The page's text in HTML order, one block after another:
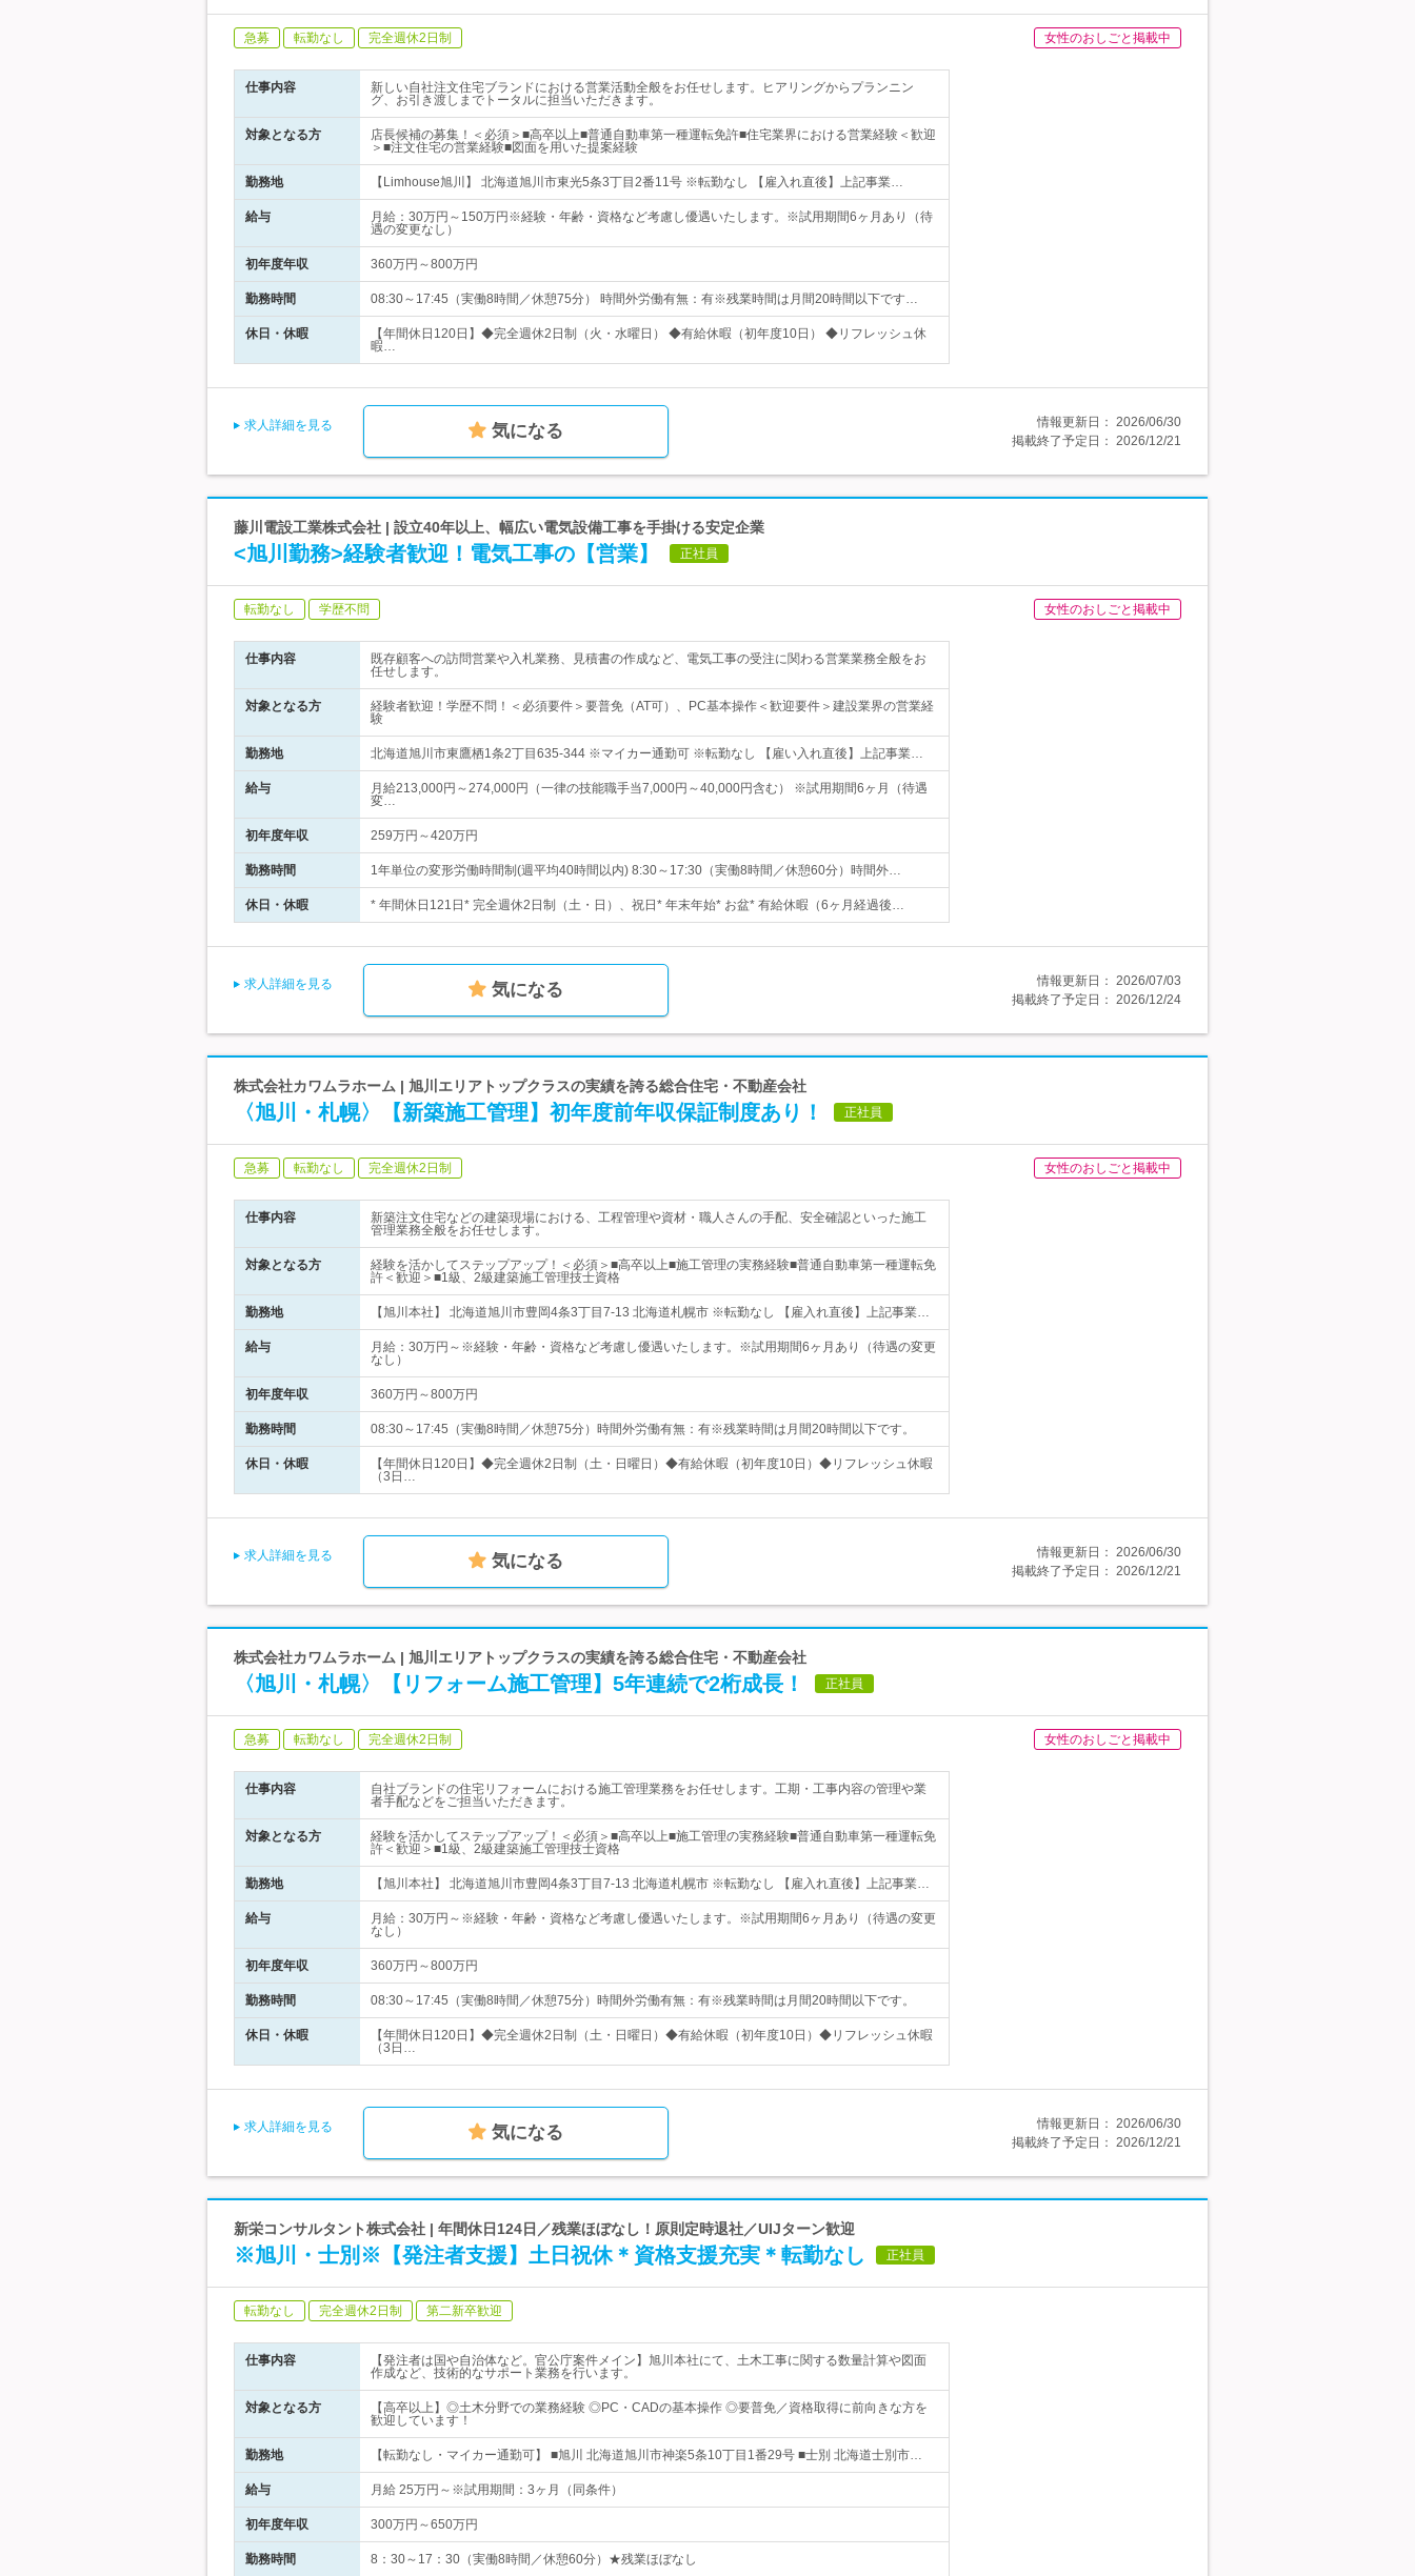
急募 転勤なし 完全週休2日制 女性のおしごと掲載中
仕事内容
新しい自社注文住宅ブランドにおける営業活動全般をお任せします。ヒアリングからプランニン
グ、お引き渡しまでトータルに担当いただきます。
対象となる方
店長候補の募集！＜必須＞■高卒以上■普通自動車第一種運転免許■住宅業界における営業経験＜歓迎
＞■注文住宅の営業経験■図面を用いた提案経験
勤務地 【Limhouse旭川】 北海道旭川市東光5条3丁目2番11号 ※転勤なし 【雇入れ直後】上記事業…
給与
月給：30万円～150万円※経験・年齢・資格など考慮し優遇いたします。※試用期間6ヶ月あり（待
遇の変更なし）
初年度年収 360万円～800万円
勤務時間 08:30～17:45（実働8時間／休憩75分） 時間外労働有無：有※残業時間は月間20時間以下です…
休日・休暇
【年間休日120日】◆完全週休2日制（火・水曜日） ◆有給休暇（初年度10日） ◆リフレッシュ休
暇…
求人詳細を見る 気になる 情報更新日： 2026/06/30
掲載終了予定日： 2026/12/21
藤川電設工業株式会社 | 設立40年以上、幅広い電気設備工事を手掛ける安定企業
<旭川勤務>経験者歓迎！電気工事の【営業】 正社員
転勤なし 学歴不問 女性のおしごと掲載中
仕事内容
既存顧客への訪問営業や入札業務、見積書の作成など、電気工事の受注に関わる営業業務全般をお
任せします。
対象となる方
経験者歓迎！学歴不問！＜必須要件＞要普免（AT可）、PC基本操作＜歓迎要件＞建設業界の営業経
験
勤務地 北海道旭川市東鷹栖1条2丁目635-344 ※マイカー通勤可 ※転勤なし 【雇い入れ直後】上記事業…
給与
月給213,000円～274,000円（一律の技能職手当7,000円～40,000円含む） ※試用期間6ヶ月（待遇
変…
初年度年収 259万円～420万円
勤務時間 1年単位の変形労働時間制(週平均40時間以内) 8:30～17:30（実働8時間／休憩60分）時間外…
休日・休暇 * 年間休日121日* 完全週休2日制（土・日）、祝日* 年末年始* お盆* 有給休暇（6ヶ月経過後…
求人詳細を見る 気になる 情報更新日： 2026/07/03
掲載終了予定日： 2026/12/24
株式会社カワムラホーム | 旭川エリアトップクラスの実績を誇る総合住宅・不動産会社
〈旭川・札幌〉【新築施工管理】初年度前年収保証制度あり！ 正社員
急募 転勤なし 完全週休2日制 女性のおしごと掲載中
仕事内容
新築注文住宅などの建築現場における、工程管理や資材・職人さんの手配、安全確認といった施工
管理業務全般をお任せします。
対象となる方
経験を活かしてステップアップ！＜必須＞■高卒以上■施工管理の実務経験■普通自動車第一種運転免
許＜歓迎＞■1級、2級建築施工管理技士資格
勤務地 【旭川本社】 北海道旭川市豊岡4条3丁目7-13 北海道札幌市 ※転勤なし 【雇入れ直後】上記事業…
給与
月給：30万円～※経験・年齢・資格など考慮し優遇いたします。※試用期間6ヶ月あり（待遇の変更
なし）
初年度年収 360万円～800万円
勤務時間 08:30～17:45（実働8時間／休憩75分）時間外労働有無：有※残業時間は月間20時間以下です。
休日・休暇
【年間休日120日】◆完全週休2日制（土・日曜日）◆有給休暇（初年度10日）◆リフレッシュ休暇
（3日…
求人詳細を見る 気になる 情報更新日： 2026/06/30
掲載終了予定日： 2026/12/21
株式会社カワムラホーム | 旭川エリアトップクラスの実績を誇る総合住宅・不動産会社
〈旭川・札幌〉【リフォーム施工管理】5年連続で2桁成長！ 正社員
急募 転勤なし 完全週休2日制 女性のおしごと掲載中
仕事内容
自社ブランドの住宅リフォームにおける施工管理業務をお任せします。工期・工事内容の管理や業
者手配などをご担当いただきます。
対象となる方
経験を活かしてステップアップ！＜必須＞■高卒以上■施工管理の実務経験■普通自動車第一種運転免
許＜歓迎＞■1級、2級建築施工管理技士資格
勤務地 【旭川本社】 北海道旭川市豊岡4条3丁目7-13 北海道札幌市 ※転勤なし 【雇入れ直後】上記事業…
給与
月給：30万円～※経験・年齢・資格など考慮し優遇いたします。※試用期間6ヶ月あり（待遇の変更
なし）
初年度年収 360万円～800万円
勤務時間 08:30～17:45（実働8時間／休憩75分）時間外労働有無：有※残業時間は月間20時間以下です。
休日・休暇
【年間休日120日】◆完全週休2日制（土・日曜日）◆有給休暇（初年度10日）◆リフレッシュ休暇
（3日…
求人詳細を見る 気になる 情報更新日： 2026/06/30
掲載終了予定日： 2026/12/21
新栄コンサルタント株式会社 | 年間休日124日／残業ほぼなし！原則定時退社／UIJターン歓迎
※旭川・士別※【発注者支援】土日祝休＊資格支援充実＊転勤なし 正社員
転勤なし 完全週休2日制 第二新卒歓迎
仕事内容
【発注者は国や自治体など。官公庁案件メイン】旭川本社にて、土木工事に関する数量計算や図面
作成など、技術的なサポート業務を行います。
対象となる方
【高卒以上】◎土木分野での業務経験 ◎PC・CADの基本操作 ◎要普免／資格取得に前向きな方を
歓迎しています！
勤務地 【転勤なし・マイカー通勤可】 ■旭川 北海道旭川市神楽5条10丁目1番29号 ■士別 北海道士別市…
給与 月給 25万円～※試用期間：3ヶ月（同条件）
初年度年収 300万円～650万円
勤務時間 8：30～17：30（実働8時間／休憩60分）★残業ほぼなし